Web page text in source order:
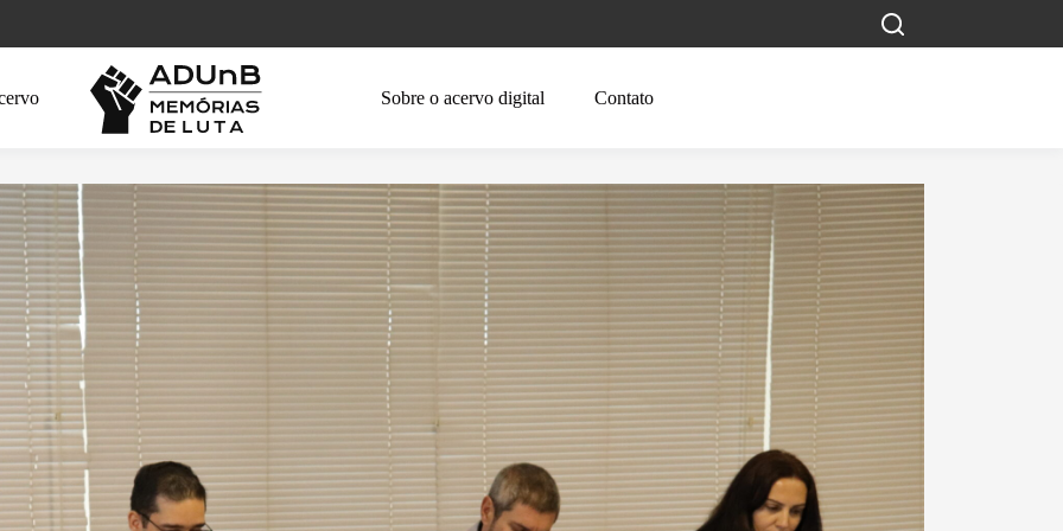
Sobre o acervo digital Contato